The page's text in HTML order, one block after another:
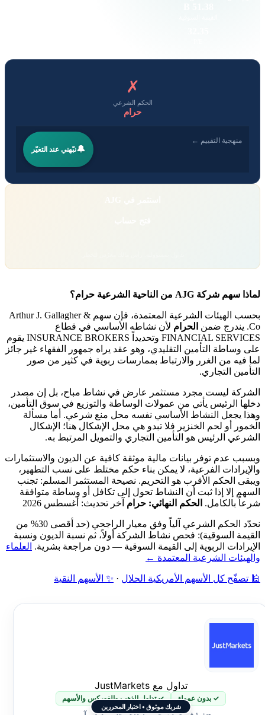
✗
الحكم الشرعي
حرام
منهجية التقييم ←
🔔نبّهني عند التغيّر
لماذا سهم شركة AJG من الناحية الشرعية حرام؟
بحسب الهيئات الشرعية المعتمدة، فإن سهم Arthur J. Gallagher &
Co. يندرج ضمن
الحراملأن نشاطه الأساسي في قطاع
FINANCIAL SERVICES وتحديداً INSURANCE BROKERS يقوم
على وساطة التأمين التقليدي، وهو عقد يراه جمهور الفقهاء غير جائز
لما فيه من الغرر والارتباط بممارسات ربوية في كثير من صور
التأمين التجاري.
الشركة ليست مجرد مستثمر عارض في نشاط مباح، بل إن مصدر
دخلها الرئيس يأتي من عمولات الوساطة والتوزيع في سوق التأمين،
وهذا يجعل النشاط الأساسي نفسه محل منع شرعي. أما مسألة
الخمور أو لحم الخنزير فلا تبدو هي محل الإشكال هنا؛ الإشكال
الشرعي الرئيس هو التأمين التجاري والتمويل المرتبط به.
وبسبب عدم توفر بيانات مالية موثقة كافية عن الديون والاستثمارات
والإيرادات الفرعية، لا يمكن بناء حكم مختلط على نسب التطهير،
ويبقى الحكم الأقرب هو التحريم. نصيحة المستثمر المسلم: تجنب
السهم إلا إذا ثبت أن النشاط تحول إلى تكافل أو وساطة متوافقة
شرعاً بالكامل. الحكم النهائي: حرامآخر تحديث: أغسطس 2026
نحدّد الحكم الشرعي آلياً وفق معيار الراجحي (حد أقصى 30% من
القيمة السوقية): فحص نشاط الشركة أولاً، ثم نسبة الديون ونسبة
الإيرادات الربوية إلى القيمة السوقية — دون مراجعة بشرية. العلماء
والهيئات الشرعية المعتمدة ←
🕌 تصفّح كل الأسهم الأمريكية الحلال · ✨ الأسهم النقية
شريك موثوق • اختيار المحررين
تداول مع JustMarkets
✓ بدون عمولة ✓ تداول الذهب والفوركس والأسهم